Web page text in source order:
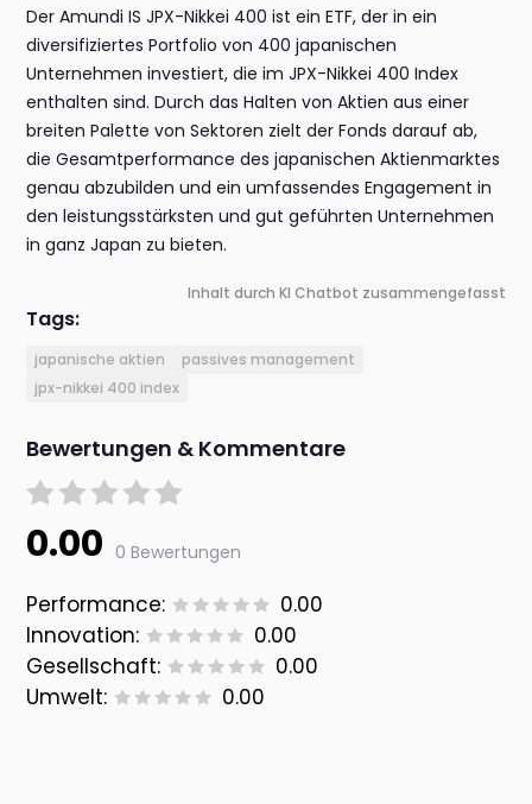
Der Amundi IS JPX-Nikkei 400 ist ein ETF, der in ein
diversifiziertes Portfolio von 400 japanischen
Unternehmen investiert, die im JPX-Nikkei 400 Index
enthalten sind. Durch das Halten von Aktien aus einer
breiten Palette von Sektoren zielt der Fonds darauf ab,
die Gesamtperformance des japanischen Aktienmarktes
genau abzubilden und ein umfassendes Engagement in
den leistungsstärksten und gut geführten Unternehmen
in ganz Japan zu bieten.
Inhalt durch KI Chatbot zusammengefasst
Tags:
japanische aktien
passives management
jpx-nikkei 400 index
Bewertungen & Kommentare
0.00 0 Bewertungen
Performance:
0.00
Innovation:
0.00
Gesellschaft:
0.00
Umwelt:
0.00